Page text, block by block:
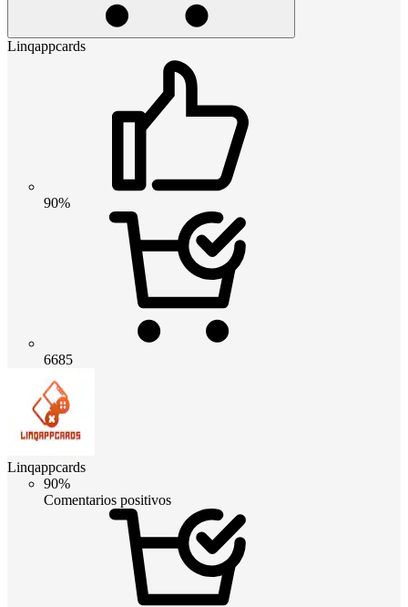
Linqappcards
90%
6685
Linqappcards
90%
Comentarios positivos